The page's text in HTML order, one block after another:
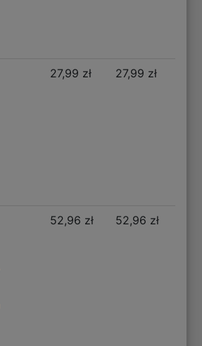
27,99 zł 27,99 zł
52,96 zł 52,96 zł